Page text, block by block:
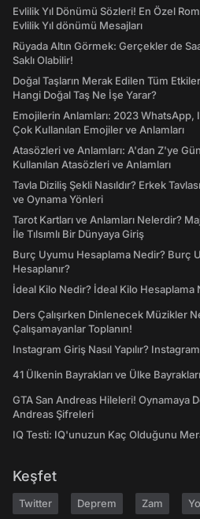
Evlilik Yıl Dönümü Sözleri! En Özel
Evlilik Yıl dönümü Mesajları
Rüyada Altın Görmek: Gerçekler de
Saklı Olabilir!
Doğal Taşların Merak Edilen Tüm
Hangi Doğal Taş Ne İşe Yarar?
Emojilerin Anlamları: 2023
Çok Kullanılan Emojiler ve Anlamları
Atasözleri ve Anlamları: A'dan Z'ye
Kullanılan Atasözleri ve Anlamları
Tavla Diziliş Şekli Nasıldır? Erkek
ve Oynama Yönleri
Tarot Kartları ve Anlamları Nelerdir?
İle Tılsımlı Bir Dünyaya Giriş
Burç Uyumu Hesaplama Nedir? Burç
Hesaplanır?
İdeal Kilo Nedir? İdeal Kilo Hesaplama
Ders Çalışırken Dinlenecek Müzikler
Çalışamayanlar Toplanın!
Instagram Giriş Nasıl Yapılır?
41 Ülkenin Bayrakları ve Ülke
GTA San Andreas Hileleri! Oynamaya
Andreas Şifreleri
IQ Testi: IQ'unuzun Kaç Olduğunu
Keşfet
Twitter Deprem Zam